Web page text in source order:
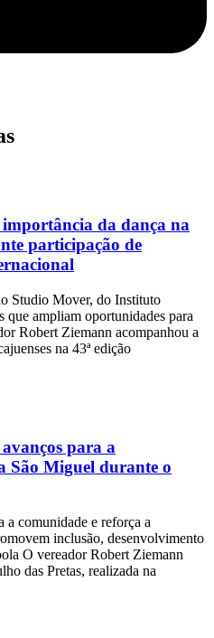
da dança na
participação de
Studio Mover, do Instituto
que ampliam oportunidades para
Robert Ziemann acompanhou a
na 43ª edição
para a
São Miguel durante o
a comunidade e reforça a
inclusão, desenvolvimento
O vereador Robert Ziemann
das Pretas, realizada na